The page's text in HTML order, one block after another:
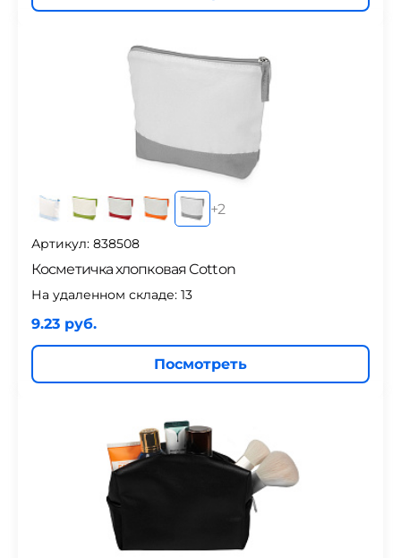
+2
Артикул: 838508
Косметичка хлопковая Cotton
На удаленном складе: 13
9.23 руб.
Посмотреть